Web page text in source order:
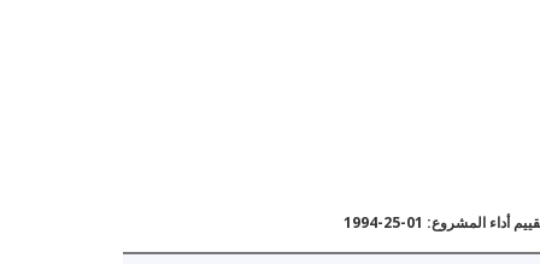
أداء المشروع: 01-25-1994